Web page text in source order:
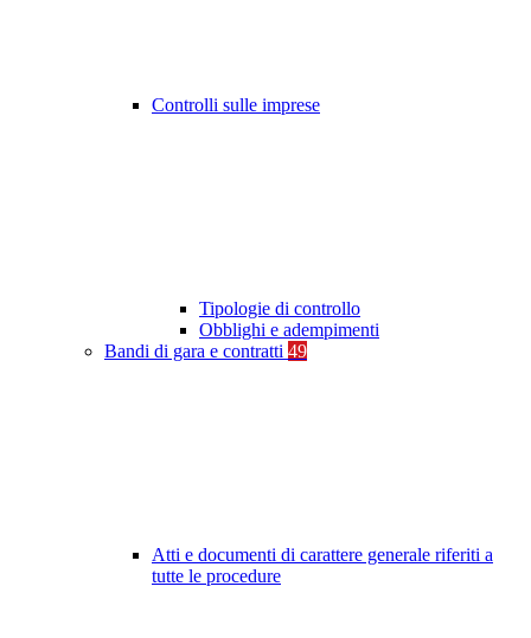
Controlli sulle imprese
Tipologie di controllo
Obblighi e adempimenti
Bandi di gara e contratti 49
Atti e documenti di carattere generale riferiti a
tutte le procedure